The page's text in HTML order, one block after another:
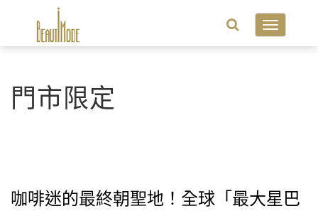
Toggle
門市限定
咖啡迷的最終朝聖地！全球「最大星巴